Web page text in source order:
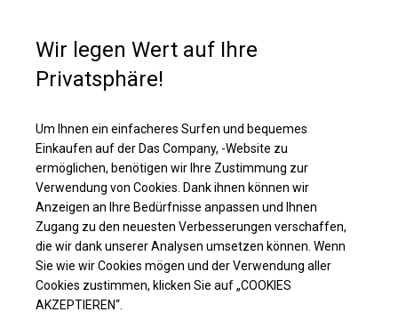
Ganzjährig geöffnete Zelthalle | 6x14 m
Wir legen Wert auf Ihre
Privatsphäre!
Um Ihnen ein einfacheres Surfen und bequemes
Einkaufen auf der Das Company, -Website zu
ermöglichen, benötigen wir Ihre Zustimmung zur
Verwendung von Cookies. Dank ihnen können wir
Anzeigen an Ihre Bedürfnisse anpassen und Ihnen
Zugang zu den neuesten Verbesserungen verschaffen,
die wir dank unserer Analysen umsetzen können. Wenn
Sie wie wir Cookies mögen und der Verwendung aller
Cookies zustimmen, klicken Sie auf „COOKIES
AKZEPTIEREN“.